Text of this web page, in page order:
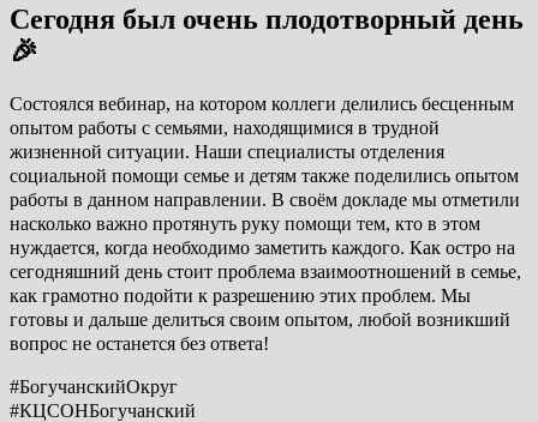
Сегодня был очень плодотворный день
🎉
Состоялся вебинар, на котором коллеги делились бесценным
опытом работы с семьями, находящимися в трудной
жизненной ситуации. Наши специалисты отделения
социальной помощи семье и детям также поделились опытом
работы в данном направлении. В своём докладе мы отметили
насколько важно протянуть руку помощи тем, кто в этом
нуждается, когда необходимо заметить каждого. Как остро на
сегодняшний день стоит проблема взаимоотношений в семье,
как грамотно подойти к разрешению этих проблем. Мы
готовы и дальше делиться своим опытом, любой возникший
вопрос не останется без ответа!
#БогучанскийОкруг
#КЦСОНБогучанский